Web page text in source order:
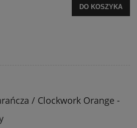
DO KOSZYKA
/ Clockwork Orange -